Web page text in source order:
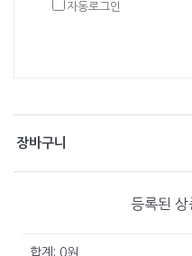
자동로그인
장바구니
등록된
합계: 0원